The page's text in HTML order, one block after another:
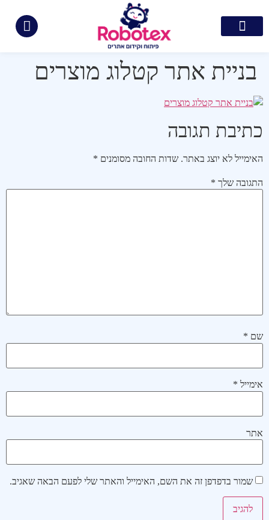
בניית אתר קטלוג מוצרים
כתיבת תגובה
האימייל לא יוצג באתר. שדות החובה מסומנים *
התגובה שלך *
שם *
אימייל *
אתר
שמור בדפדפן זה את השם, האימייל והאתר שלי לפעם הבאה שאגיב.